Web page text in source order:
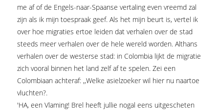
me af of de Engels-naar-Spaanse vertaling even vreemd zal
zijn als ik mijn toespraak geef. Als het mijn beurt is, vertel ik
over hoe migraties ertoe leiden dat verhalen over de stad
steeds meer verhalen over de hele wereld worden. Althans
verhalen over de westerse stad: in Colombia lijkt de migratie
zich vooral binnen het land zelf af te spelen. Zei een
Colombiaan achteraf: ,,Welke asielzoeker wil hier nu naartoe
vluchten?.
'HA, een Vlaming! Brel heeft jullie nogal eens uitgescheten